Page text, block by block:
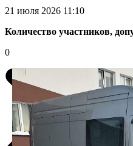
21 июля 2026 11:10
Количество участников,
0